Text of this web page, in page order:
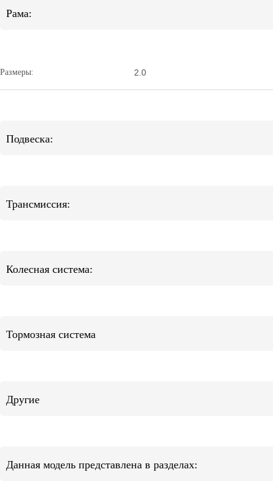
Рама:
Размеры: 2.0
Подвеска:
Трансмиссия:
Колесная система:
Тормозная система
Другие
Данная модель представлена в разделах: